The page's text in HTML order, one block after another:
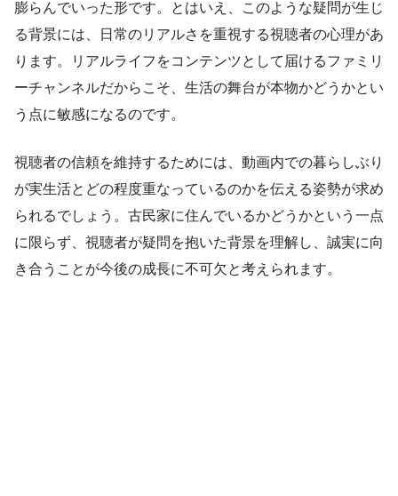
膨らんでいった形です。とはいえ、このような疑問が生じ
る背景には、日常のリアルさを重視する視聴者の心理があ
ります。リアルライフをコンテンツとして届けるファミリ
ーチャンネルだからこそ、生活の舞台が本物かどうかとい
う点に敏感になるのです。
視聴者の信頼を維持するためには、動画内での暮らしぶり
が実生活とどの程度重なっているのかを伝える姿勢が求め
られるでしょう。古民家に住んでいるかどうかという一点
に限らず、視聴者が疑問を抱いた背景を理解し、誠実に向
き合うことが今後の成長に不可欠と考えられます。